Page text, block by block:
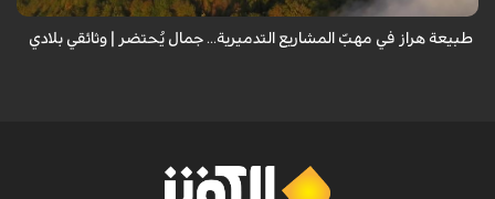
طبيعة هراز في مهبّ المشاريع التدميرية... جمال يُحتضر | وثائقي بلادي